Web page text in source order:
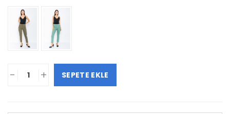
- + SEPETE EKLE